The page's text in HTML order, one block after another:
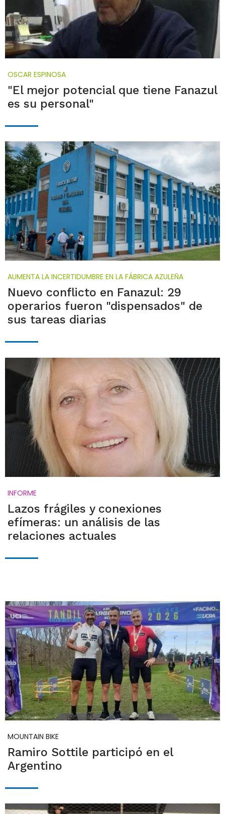
OSCAR ESPINOSA
"El mejor potencial que tiene Fanazul
es su personal"
AUMENTA LA INCERTIDUMBRE EN LA FÁBRICA AZULEÑA
Nuevo conflicto en Fanazul: 29
operarios fueron "dispensados" de
sus tareas diarias
INFORME
Lazos frágiles y conexiones
efímeras: un análisis de las
relaciones actuales
MOUNTAIN BIKE
Ramiro Sottile participó en el
Argentino